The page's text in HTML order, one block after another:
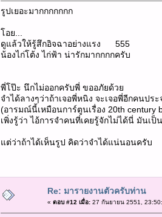
รูปเยอะมากกกกกกก
โอย...
ดูแล้วให้รู้สึกอิจฉาอย่างแรง 555
น้องไก่โต้ง ไก่ฟ้า น่ารักมากกกกครับ
พี่โป๊ะ นึกไม่ออกครับพี่ ขออภัยด้วย
จำได้ลางๆว่าถ้าเจอพี่หนิง จะเจอพี่อีกคนปร
(อารมณ์นี้เหมือนการ์ตูนเรื่อง 20th century
เพิ่งรู้ว่า ไอ้การจำคนที่เคยรู้จักไม่ได้นี่ มันเป็
แต่ว่าถ้าได้เห็นรูป คิดว่าจำได้แน่นอนครับ
Re: มารายงานตัวครับท่าน
« ตอบ #12 เมื่อ:27 กันยายน 2551,